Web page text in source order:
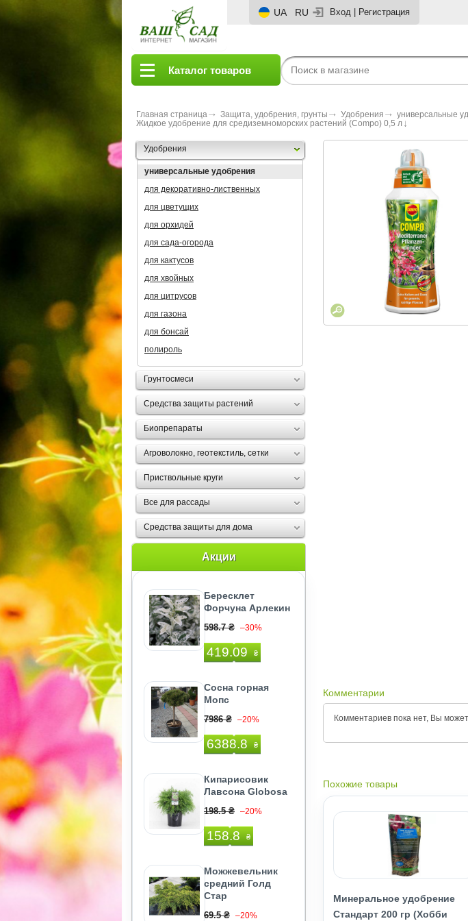
UA RU Вход Регистрация
Каталог товаров
Главная страница Защита, удобрения, грунты Удобрения
универсальные
Жидкое удобрение для средиземноморских растений (Compo) 0,5 л
Удобрения
универсальные удобрения
для декоративно-лиственных
для цветущих
для орхидей
для сада-огорода
для кактусов
для хвойных
для цитрусов
для газона
для бонсай
полироль
Грунтосмеси
Средства защиты растений
Биопрепараты
Агроволокно, геотекстиль, сетки
Приствольные круги
Все для рассады
Средства защиты для дома
Акции
Бересклет
Форчуна Арлекин
598.7 ₴ –30%
419.09 ₴
Сосна горная
Мопс
7986 ₴ –20%
6388.8 ₴
Кипарисовик
Лавсона Globosa
198.5 ₴ –20%
158.8 ₴
Можжевельник
средний Голд
Стар
69.5 ₴ –20%
Комментарии
Комментариев пока нет, Вы
Похожие товары
Минеральное удобрение
Стандарт 200 гр (Хобби